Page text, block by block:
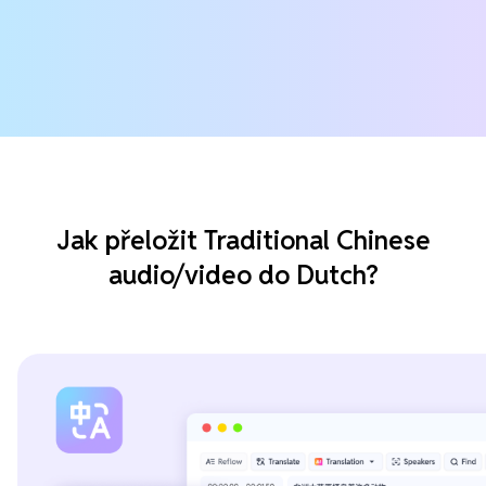
Jak přeložit Traditional Chinese
audio/video do Dutch?